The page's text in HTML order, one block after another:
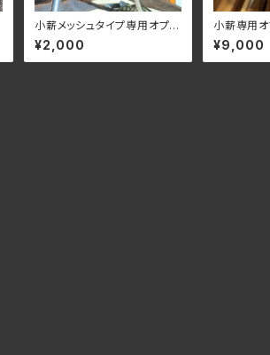
小薪メッシュタイプ専用オプシ
ョン プロテクトプレート
¥2,000
小薪専用
ットストー
¥9,000